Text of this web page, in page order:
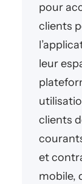
pour
clients
leur
clients
et
mobile,